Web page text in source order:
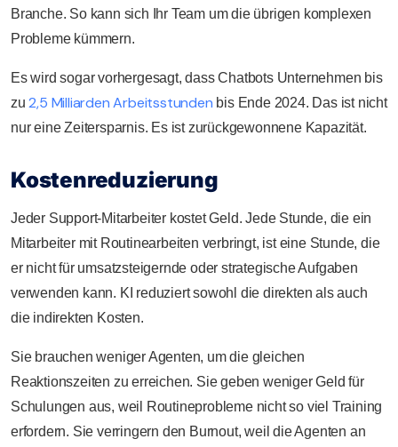
Branche. So kann sich Ihr Team um die übrigen komplexen
Probleme kümmern.
Es wird sogar vorhergesagt, dass Chatbots Unternehmen bis
zu2,5 Milliarden Arbeitsstunden bis Ende 2024. Das ist nicht
nur eine Zeitersparnis. Es ist zurückgewonnene Kapazität.
Kostenreduzierung
Jeder Support-Mitarbeiter kostet Geld. Jede Stunde, die ein
Mitarbeiter mit Routinearbeiten verbringt, ist eine Stunde, die
er nicht für umsatzsteigernde oder strategische Aufgaben
verwenden kann. KI reduziert sowohl die direkten als auch
die indirekten Kosten.
Sie brauchen weniger Agenten, um die gleichen
Reaktionszeiten zu erreichen. Sie geben weniger Geld für
Schulungen aus, weil Routineprobleme nicht so viel Training
erfordern. Sie verringern den Burnout, weil die Agenten an